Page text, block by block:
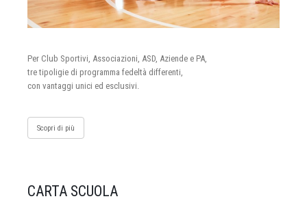
Per Club Sportivi, Associazioni, ASD, Aziende e PA,
tre tipoligie di programma fedeltà differenti,
con vantaggi unici ed esclusivi.
Scopri di più
CARTA SCUOLA